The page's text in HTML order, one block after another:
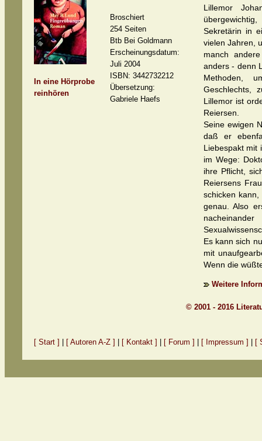
In eine Hörprobe
reinhören
Broschiert
254 Seiten
Btb Bei Goldmann
Erscheinungsdatum:
Juli 2004
ISBN: 3442732212
Übersetzung:
Gabriele Haefs
Lillemor
Sekretärin in
vielen Jahren,
manch
anders - denn
Methoden,
Geschlechts,
Lillemor ist
Reiersen.
Seine ewigen
daß er
Liebespakt mit
im Wege:
ihre Pflicht,
Reiersens
schicken
genau. Also
Es kann sich
mit
Wenn die
Weitere
© 2001 - 2016
[ Start ] [ Autoren A-Z ] [ Kontakt ] [ Forum ] [ Impressum ] [